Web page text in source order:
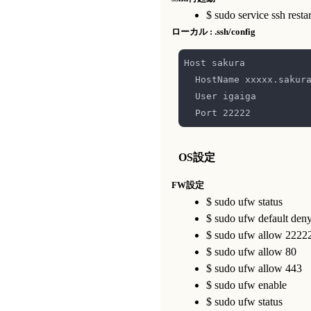
$ sudo service ssh
ローカル : .ssh/config
OS設定
FW設定
$ sudo ufw status
$ sudo ufw default
$ sudo ufw allow
$ sudo ufw allow 80
$ sudo ufw allow 443
$ sudo ufw enable
$ sudo ufw status